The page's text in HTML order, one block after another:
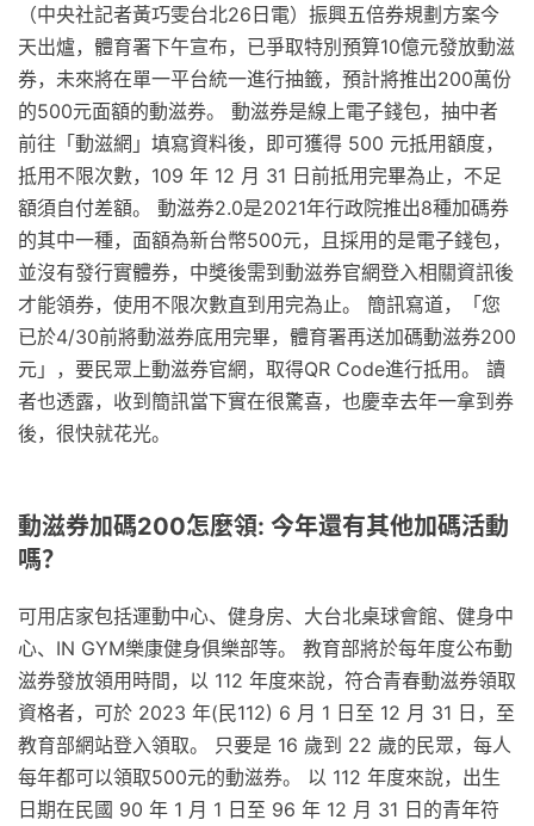
（中央社記者黃巧雯台北26日電）振興五倍券規劃方案今
天出爐，體育署下午宣布，已爭取特別預算10億元發放動滋
券，未來將在單一平台統一進行抽籤，預計將推出200萬份
的500元面額的動滋券。 動滋券是線上電子錢包，抽中者
前往「動滋網」填寫資料後，即可獲得 500 元抵用額度，
抵用不限次數，109 年 12 月 31 日前抵用完畢為止，不足
額須自付差額。 動滋券2.0是2021年行政院推出8種加碼券
的其中一種，面額為新台幣500元，且採用的是電子錢包，
並沒有發行實體券，中獎後需到動滋券官網登入相關資訊後
才能領券，使用不限次數直到用完為止。 簡訊寫道，「您
已於4/30前將動滋券底用完畢，體育署再送加碼動滋券200
元」，要民眾上動滋券官網，取得QR Code進行抵用。 讀
者也透露，收到簡訊當下實在很驚喜，也慶幸去年一拿到券
後，很快就花光。
動滋券加碼200怎麼領: 今年還有其他加碼活動
嗎？
可用店家包括運動中心、健身房、大台北桌球會館、健身中
心、IN GYM樂康健身俱樂部等。 教育部將於每年度公布動
滋券發放領用時間，以 112 年度來說，符合青春動滋券領取
資格者，可於 2023 年(民112) 6 月 1 日至 12 月 31 日，至
教育部網站登入領取。 只要是 16 歲到 22 歲的民眾，每人
每年都可以領取500元的動滋券。 以 112 年度來說，出生
日期在民國 90 年 1 月 1 日至 96 年 12 月 31 日的青年符